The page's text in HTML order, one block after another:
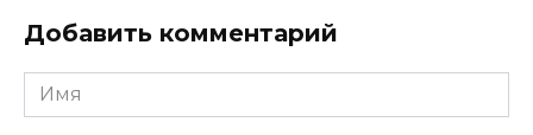
Добавить комментарий
Имя
*